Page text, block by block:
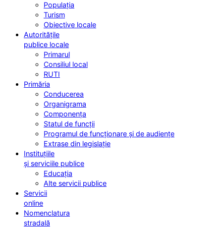
Populația
Turism
Obiective locale
Autoritățile
publice locale
Primarul
Consiliul local
RUTI
Primăria
Conducerea
Organigrama
Componența
Statul de funcții
Programul de funcționare și de audiențe
Extrase din legislație
Instituțiile
și serviciile publice
Educația
Alte servicii publice
Servicii
online
Nomenclatura
stradală